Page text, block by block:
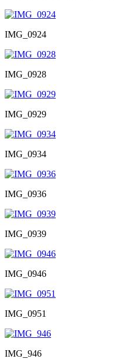
IMG_0924
IMG_0928
IMG_0929
IMG_0934
IMG_0936
IMG_0939
IMG_0946
IMG_0951
IMG_946